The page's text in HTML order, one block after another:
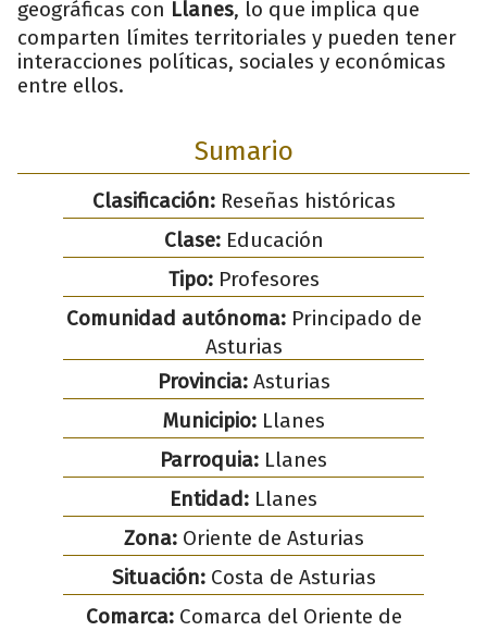
geográficas con Llanes, lo que implica que
comparten límites territoriales y pueden tener
interacciones políticas, sociales y económicas
entre ellos.
Sumario
Clasificación:Reseñas históricas
Clase:Educación
Tipo:Profesores
Comunidad autónoma:Principado de
Asturias
Provincia:Asturias
Municipio: Llanes
Parroquia: Llanes
Entidad: Llanes
Zona:Oriente de Asturias
Situación:Costa de Asturias
Comarca:Comarca del Oriente de